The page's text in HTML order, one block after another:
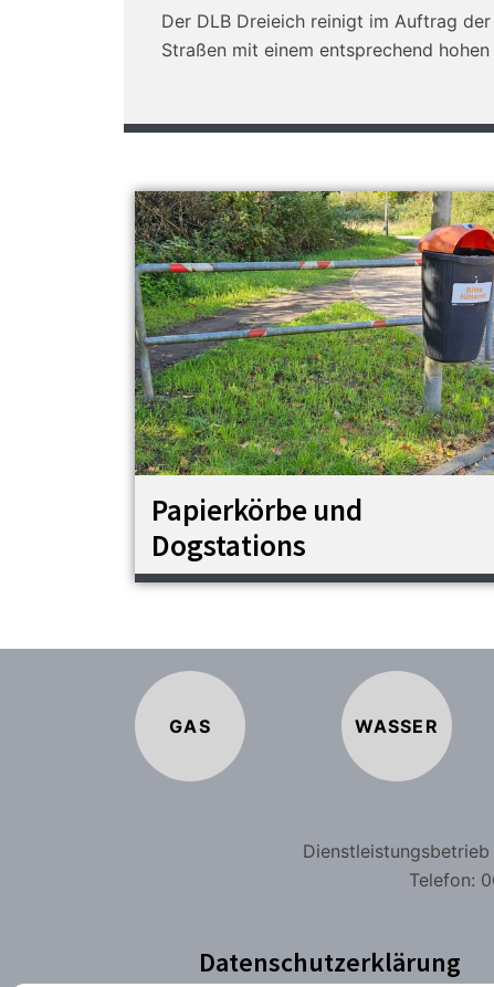
Der DLB Dreieich reinigt im Auftrag
Straßen mit einem entsprechend
Papierkörbe und
Dogstations
GAS WASSER
Telefon:
Datenschutzerklärung